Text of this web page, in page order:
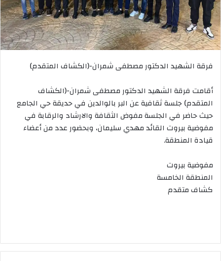
فرقة الشهيد الدكتور مصطفى شمران-(الكشاف المتقدم)
أقامت فرقة الشهيد الدكتور مصطفى شمران-(الكشاف
المتقدم) جلسة ثقافية عن البر بالوالدين في حديقة حي الجامع
حيث حاضر في الجلسة مفوض الثقافة والارشاد والرقابة في
مفوضية بيروت القائد مهدي سليمان، وبحضور عدد من أعضاء
قيادة المنطقة.
مفوضية بيروت
المنطقة الخامسة
كشاف متقدم